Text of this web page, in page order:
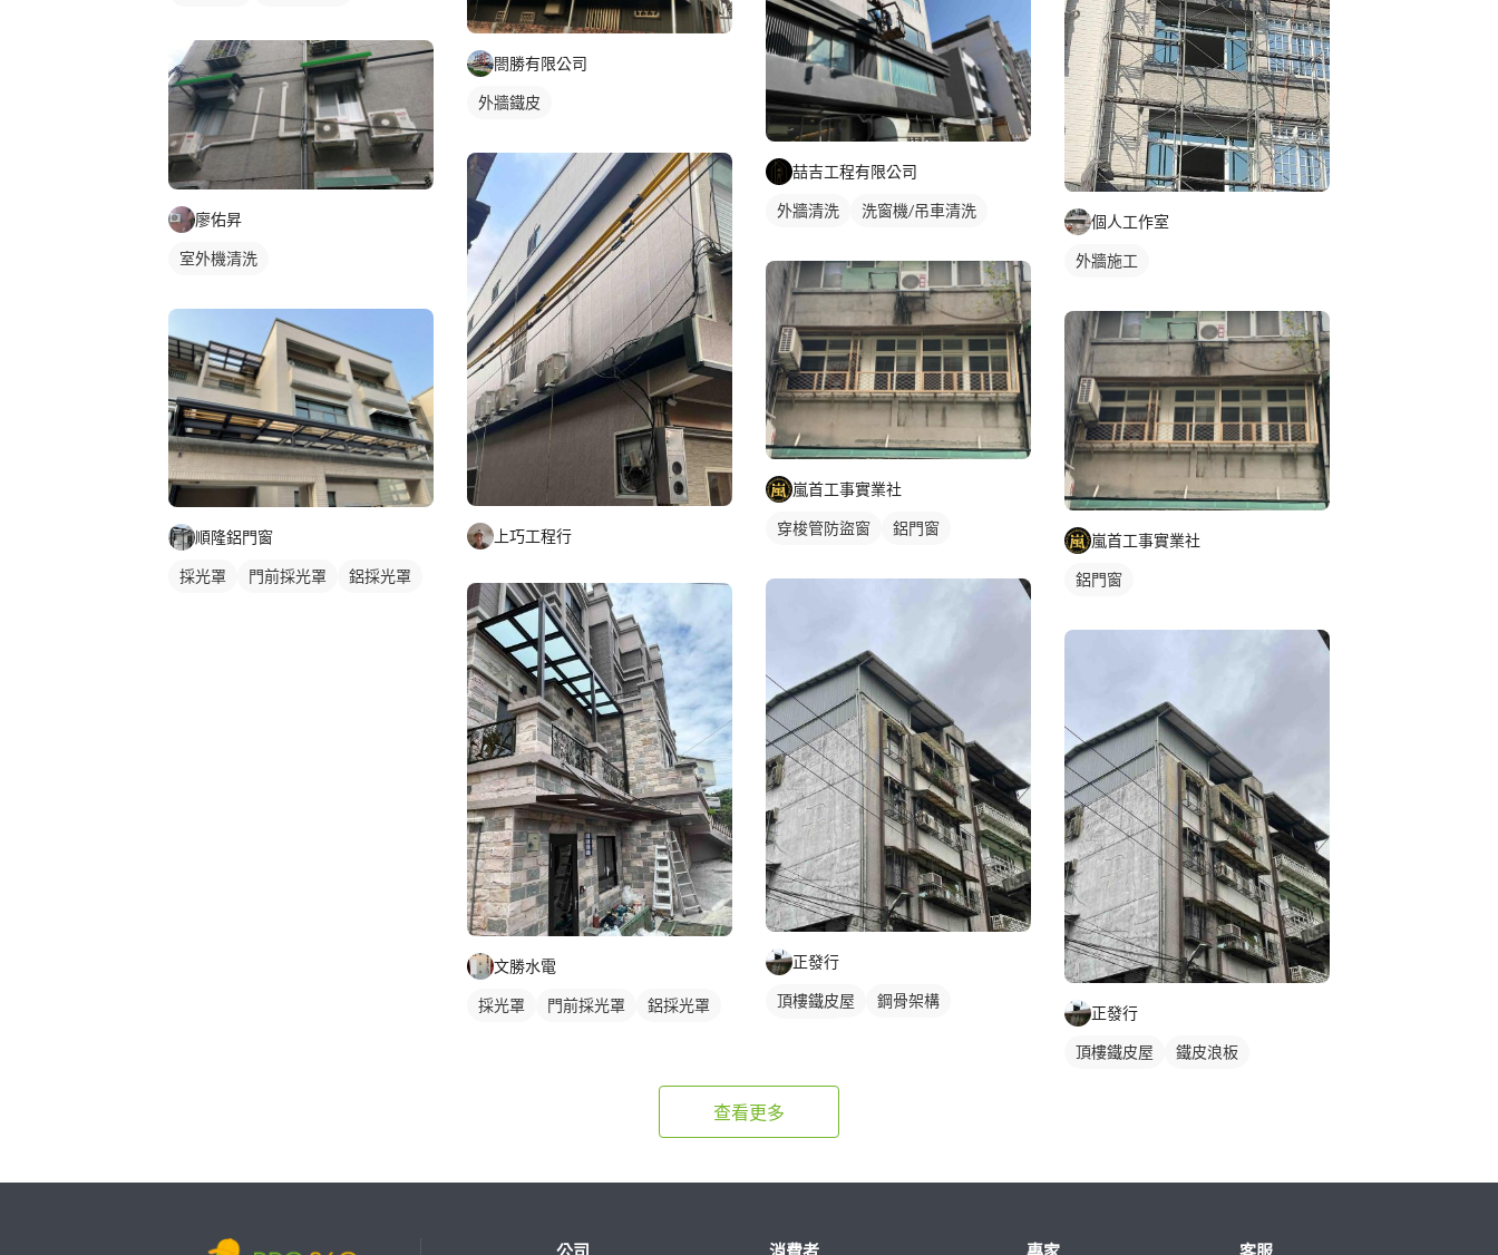
廖佑昇
室外機清洗
順隆鋁門窗
採光罩 門前採光罩 鋁採光罩
閤勝有限公司
外牆鐵皮
上巧工程行
文勝水電
採光罩 門前採光罩 鋁採光罩
喆吉工程有限公司
外牆清洗 洗窗機/吊車清洗
嵐首工事實業社
穿梭管防盜窗 鋁門窗
正發行
頂樓鐵皮屋
鋼骨架構
個人工作室
外牆施工
嵐首工事實業社
鋁門窗
正發行
頂樓鐵皮屋 鐵皮浪板
查看更多
公司 消費者 專家 客服